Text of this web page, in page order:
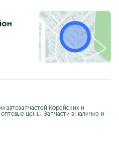
Корейских и
цены. Запчасти в наличие и